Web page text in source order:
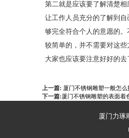
第二就是应该要了解清楚
让工作人员充分的了解到
够完全符合个人的意愿的。
较简单的，并不需要对这
大家也应该要注意好好的
上一篇: 厦门不锈钢雕塑一般怎
下一篇:厦门不锈钢雕塑的表面着
厦门力琢